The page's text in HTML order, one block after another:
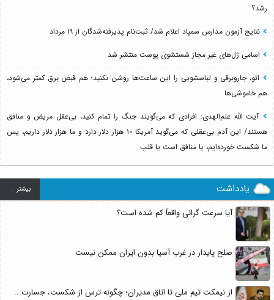
رشد؟
نتایج آزمون مدارس سمپاد اعلام شد/ ثبت‌نام پذیرفته‌شدگان از ۱۹ مرداد
اسامی ژل‌های غیر مجاز شستشوی پوست منتشر شد
اتو، جاروبرقی و لباسشویی را این ساعت‌ها روشن نکنید؛ هم قبض برق کمتر می‌شود،
هم خاموشی‌ها
آیت الله علم‌الهدی: افرادی که می‌گویند جنگ را تمام کنید، بی‌عقل مریض و منافق
هستند/ این آدم بی‌عقلی که می‌گوید آمریکا ۱۰ هزار دلار دارد و ما هزار دلار داریم، پس
ما شکست خورده‌ایم، یا منافق است یا قلب
یادداشت بيشتر ...
آیا سرعت گرانی واقعاً کم شده است؟
صلح پایدار در غرب آسیا بدون ایران ممکن نیست
از نیمکت تیم ملی تا اتاق مدیران؛ چگونه ترس از شکست، جسارت...